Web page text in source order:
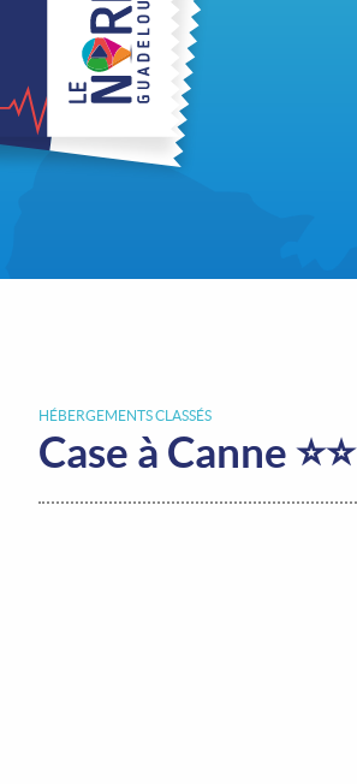
HÉBERGEMENTS CLASSÉS
Case à Canne ⭐⭐